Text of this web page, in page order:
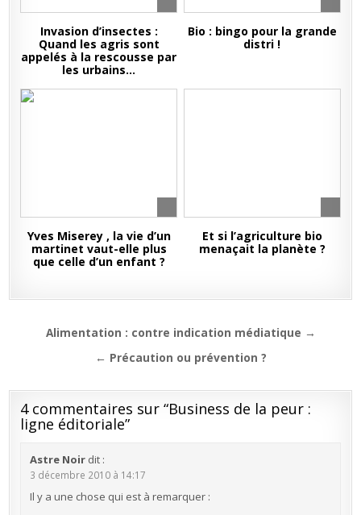
Invasion d’insectes :
Quand les agris sont
appelés à la rescousse par
les urbains…
Bio : bingo pour la grande
distri !
Yves Miserey , la vie d’un
martinet vaut-elle plus
que celle d’un enfant ?
Et si l’agriculture bio
menaçait la planète ?
Navigation
Alimentation : contre indication médiatique →
← Précaution ou prévention ?
4 commentaires sur “Business de la peur :
ligne éditoriale”
Astre Noir dit :
3 décembre 2010 à 14:17
Il y a une chose qui est à remarquer :